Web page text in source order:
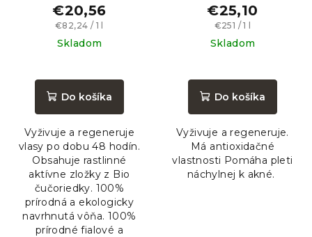
€20,56
Jednotková
cena:
€82,24 / 1 l
Skladom
hodnotenie
produktu
z
5
hviezdičiek.
Do košíka
Vyživuje a regeneruje
vlasy po dobu 48 hodín.
Obsahuje rastlinné
aktívne zložky z Bio
čučoriedky. 100%
prírodná a ekologicky
navrhnutá vôňa. 100%
prírodné fialové a
€25,10
Jednotková
cena:
€251 / 1 l
Skladom
Do košíka
Vyživuje a regeneruje.
Má antioxidačné
vlastnosti Pomáha pleti
náchylnej k akné.